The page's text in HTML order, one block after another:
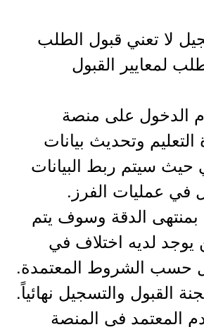
لا تعني قبول الطلب
لمعايير القبول
الدخول على منصة
وتحديث بيانات
حيث سيتم ربط البيانات
عمليات الفرز.
بمنتهى الدقة وسوف يتم
يوجد لديه اختلاف في
حسب الشروط المعتمدة.
المعتمد في المنصة